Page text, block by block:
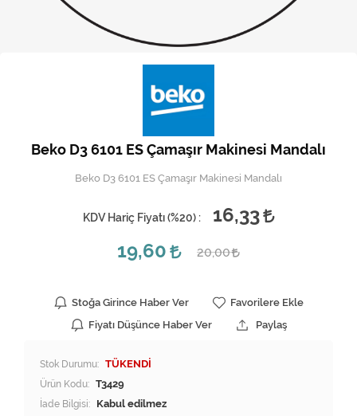
Musluk
Beko D3 6101 ES Çamaşır Makinesi Mandalı
Beko D3 6101 ES Çamaşır Makinesi Mandalı
KDV Hariç Fiyatı (%20) :
16,33
19,60
20,00
Stoğa Girince Haber Ver
Favorilere Ekle
Fiyatı Düşünce Haber Ver
Paylaş
Stok Durumu: TÜKENDİ
Ürün Kodu: T3429
İade Bilgisi: